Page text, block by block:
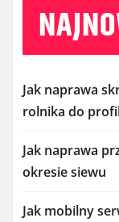
Jak naprawa
rolnika do
Jak naprawa
okresie siewu
Jak mobilny